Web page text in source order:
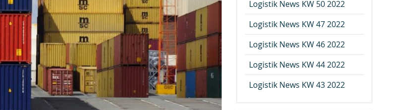
Logistik News KW 50 2022
Logistik News KW 47 2022
Logistik News KW 46 2022
Logistik News KW 44 2022
Logistik News KW 43 2022